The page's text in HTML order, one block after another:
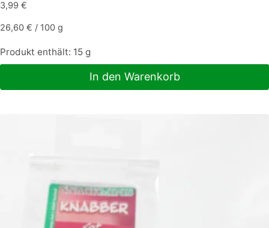
3,99 €
26,60 € / 100 g
Produkt enthält: 15 g
In den Warenkorb